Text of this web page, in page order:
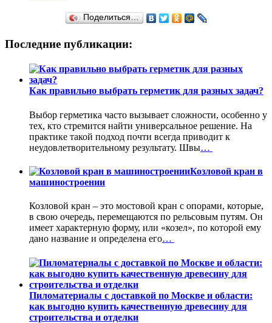
Поделиться…
Последние публикации:
Как правильно выбрать герметик для разных задач?
Выбор герметика часто вызывает сложности, особенно у
тех, кто стремится найти универсальное решение. На
практике такой подход почти всегда приводит к
неудовлетворительному результату. Швы…
Козловой кран в
машиностроении
Козловой кран – это мостовой кран с опорами, которые,
в свою очередь, перемещаются по рельсовым путям. Он
имеет характерную форму, или «козел», по которой ему
дано название и определена его…
Пиломатериалы с доставкой по Москве и области:
как выгодно купить качественную древесину для
строительства и отделки